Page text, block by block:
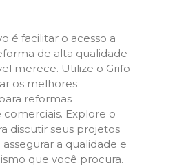
é facilitar o acesso a
de alta qualidade
merece. Utilize o Grifo
os melhores
reformas
comerciais. Explore o
discutir seus projetos
a qualidade e
que você procura.